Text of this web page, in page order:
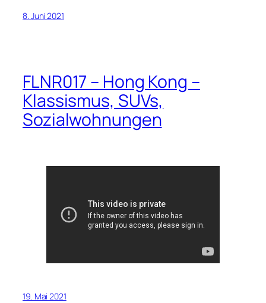
8. Juni 2021
FLNR017 – Hong Kong –
Klassismus, SUVs,
Sozialwohnungen
19. Mai 2021